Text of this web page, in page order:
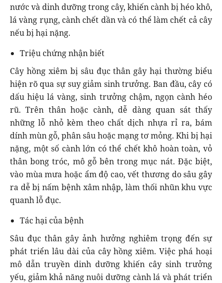
nước và dinh dưỡng trong cây, khiến cành bị héo khô,
lá vàng rụng, cành chết dần và có thể làm chết cả cây
nếu bị hại nặng.
Triệu chứng nhận biết
Cây hồng xiêm bị sâu đục thân gây hại thường biểu
hiện rõ qua sự suy giảm sinh trưởng. Ban đầu, cây có
dấu hiệu lá vàng, sinh trưởng chậm, ngọn cành héo
rũ. Trên thân hoặc cành, dễ dàng quan sát thấy
những lỗ nhỏ kèm theo chất dịch nhựa rỉ ra, bám
dính mùn gỗ, phân sâu hoặc mạng tơ mỏng. Khi bị hại
nặng, một số cành lớn có thể chết khô hoàn toàn, vỏ
thân bong tróc, mô gỗ bên trong mục nát. Đặc biệt,
vào mùa mưa hoặc ẩm độ cao, vết thương do sâu gây
ra dễ bị nấm bệnh xâm nhập, làm thối nhũn khu vực
quanh lỗ đục.
Tác hại của bệnh
Sâu đục thân gây ảnh hưởng nghiêm trọng đến sự
phát triển lâu dài của cây hồng xiêm. Việc phá hoại
mô dẫn truyền dinh dưỡng khiến cây sinh trưởng
yếu, giảm khả năng nuôi dưỡng cành lá và phát triển